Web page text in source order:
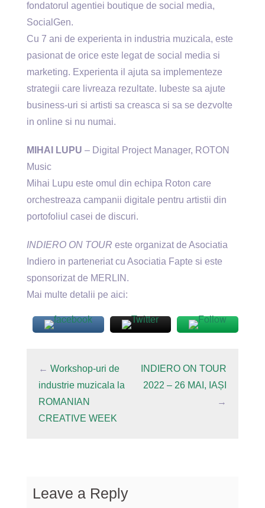
fondatorul agentiei boutique de social media,
SocialGen.
Cu 7 ani de experienta in industria muzicala, este
pasionat de orice este legat de social media si
marketing. Experienta il ajuta sa implementeze
strategii care livreaza rezultate. Iubeste sa ajute
business-uri si artisti sa creasca si sa se dezvolte
in online si nu numai.
MIHAI LUPU – Digital Project Manager, ROTON
Music
Mihai Lupu este omul din echipa Roton care
orchestreaza campanii digitale pentru artistii din
portofoliul casei de discuri.
INDIERO ON TOUR este organizat de Asociatia
Indiero in parteneriat cu Asociatia Fapte si este
sponsorizat de MERLIN.
Mai multe detalii pe aici:
← Workshop-uri de
industrie muzicala la
ROMANIAN
CREATIVE WEEK
INDIERO ON TOUR
2022 – 26 MAI, IAȘI
→
Leave a Reply